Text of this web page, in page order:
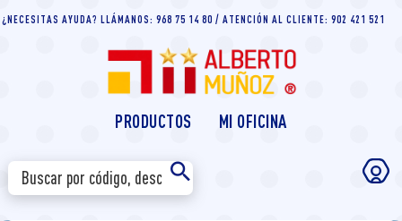
¿NECESITAS AYUDA? LLÁMANOS: 968 75 14 80 / ATENCIÓN AL CLIENTE: 902 421 521
PRODUCTOS MI OFICINA